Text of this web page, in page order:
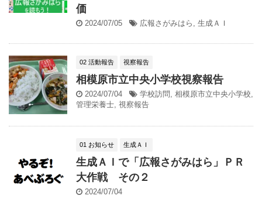
価
2024/07/05 広報さがみはら , 生成ＡＩ
02 活動報告 視察報告
相模原市立中央小学校視察報告
2024/07/04 学校訪問 , 相模原市立中央小学校,
管理栄養士, 視察報告
01 お知らせ 生成ＡＩ
生成ＡＩで「広報さがみはら」ＰＲ
大作戦 その２
2024/07/04